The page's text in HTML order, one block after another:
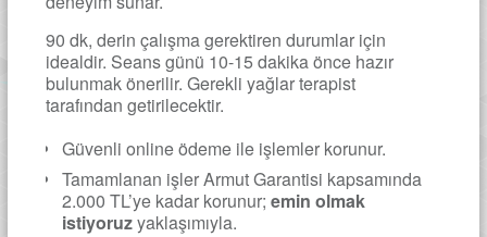
90 dk, derin çalışma gerektiren durumlar için
idealdir. Seans günü 10-15 dakika önce hazır
bulunmak önerilir. Gerekli yağlar terapist
tarafından getirilecektir.
Güvenli online ödeme ile işlemler korunur.
Tamamlanan işler Armut Garantisi kapsamında
2.000 TL’ye kadar korunur; emin olmak
istiyoruzyaklaşımıyla.